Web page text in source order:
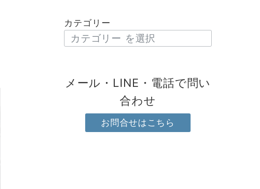
カテゴリー
メール・LINE・電話で問い
合わせ
お問合せはこちら